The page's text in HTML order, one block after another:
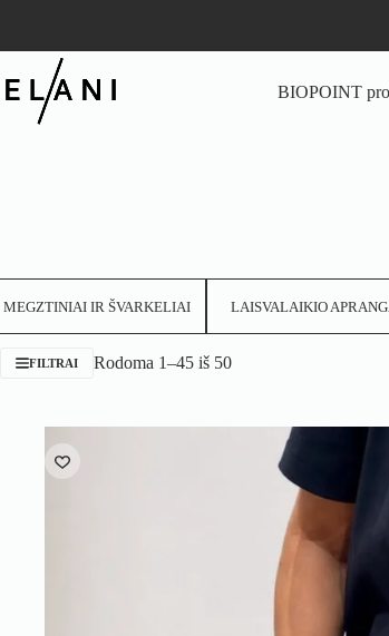
content
BIOPOINT
MEGZTINIAI IR ŠVARKELIAI LAISVALAIKIO
FILTRAI Rodoma 1–45 iš 50